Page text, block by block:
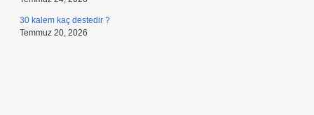
30 kalem kaç destedir ?
Temmuz 20, 2026